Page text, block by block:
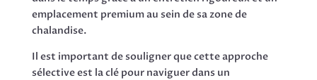
emplacement premium au sein de sa zone de
chalandise.
Il est important de souligner que cette approche
sélective est la clé pour naviguer dans un